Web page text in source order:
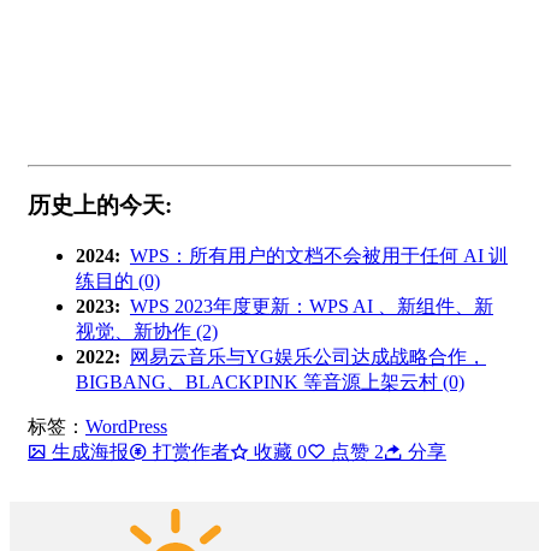
历史上的今天:
2024: WPS：所有用户的文档不会被用于任何 AI 训
练目的 (0)
2023: WPS 2023年度更新：WPS AI 、新组件、新
视觉、新协作 (2)
2022:
网易云音乐与YG娱乐公司达成战略合作，
BIGBANG、BLACKPINK 等音源上架云村 (0)
标签： WordPress
生成海报
打赏作者 收藏 0 点赞 2 分享